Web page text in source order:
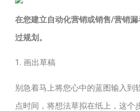
在您建立自动化营销或销售/营销
过规划。
1. 画出草稿
别急着马上将您心中的蓝图输入到
点时间，将想法草拟在纸上，这个